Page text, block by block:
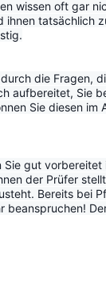
wissen oft gar
tatsächlich
die Fragen,
aufbereitet, Sie
Sie diesen im
gut vorbereitet
der Prüfer
Bereits bei
beanspruchen!